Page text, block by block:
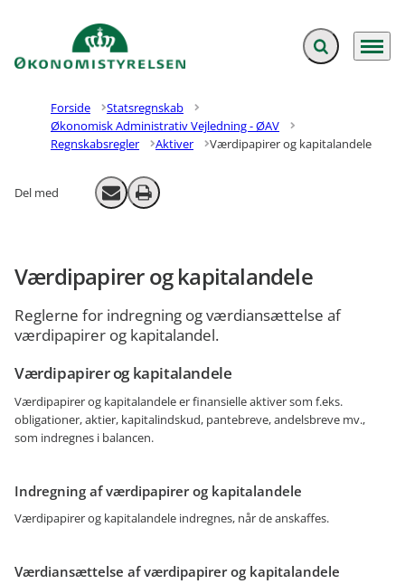
Gå til forsiden Fold søgefelt ud
Menu
Forside
Statsregnskab
Økonomisk Administrativ Vejledning - ØAV
Regnskabsregler
Aktiver Værdipapirer og kapitalandele
Del med Send email
Print
Værdipapirer og kapitalandele
Reglerne for indregning og værdiansættelse af
værdipapirer og kapitalandel.
Værdipapirer og kapitalandele
Værdipapirer og kapitalandele er finansielle aktiver som f.eks.
obligationer, aktier, kapitalindskud, pantebreve, andelsbreve mv.,
som indregnes i balancen.
Indregning af værdipapirer og kapitalandele
Værdipapirer og kapitalandele indregnes, når de anskaffes.
Værdiansættelse af værdipapirer og kapitalandele